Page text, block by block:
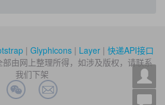
| Glyphicons | Layer | 快递API接口
由网上整理所得，如涉及版权，请联系
我们下架